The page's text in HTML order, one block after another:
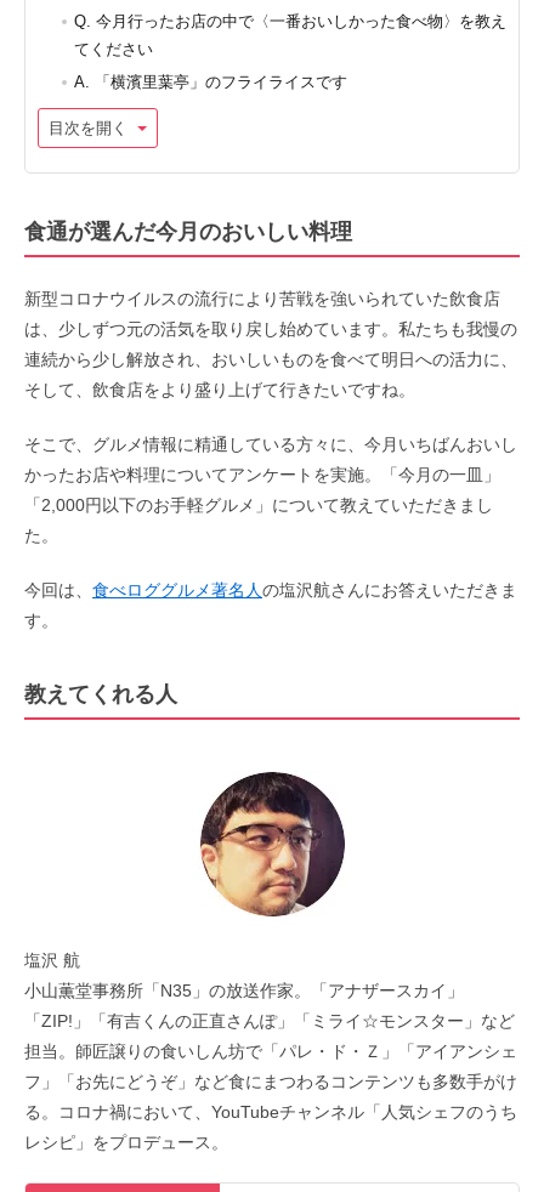
Q. 今月行ったお店の中で〈一番おいしかった食べ物〉を教え
てください
A. 「横濱里葉亭」のフライライスです
目次を開く
食通が選んだ今月のおいしい料理
新型コロナウイルスの流行により苦戦を強いられていた飲食店
は、少しずつ元の活気を取り戻し始めています。私たちも我慢の
連続から少し解放され、おいしいものを食べて明日への活力に、
そして、飲食店をより盛り上げて行きたいですね。
そこで、グルメ情報に精通している方々に、今月いちばんおいし
かったお店や料理についてアンケートを実施。「今月の一皿」
「2,000円以下のお手軽グルメ」について教えていただきまし
た。
今回は、 食べロググルメ著名人の塩沢航さんにお答えいただきま
す。
教えてくれる人
塩沢 航
小山薫堂事務所「N35」の放送作家。「アナザースカイ」
「ZIP!」「有吉くんの正直さんぽ」「ミライ☆モンスター」など
担当。師匠譲りの食いしん坊で「パレ・ド・Ｚ」「アイアンシェ
フ」「お先にどうぞ」など食にまつわるコンテンツも多数手がけ
る。コロナ禍において、YouTubeチャンネル「人気シェフのうち
レシピ」をプロデュース。